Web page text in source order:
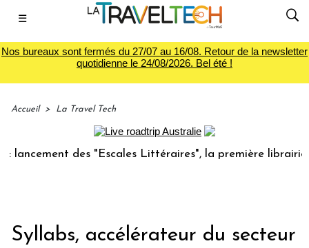
☰
Nos bureaux sont fermés du 27/07 au 16/08. Retour de la newsletter
quotidienne le 24/08/2026. Bel été !
Accueil > La Travel Tech
des "Escales Littéraires", la première librairie du
Syllabs, accélérateur du secteur